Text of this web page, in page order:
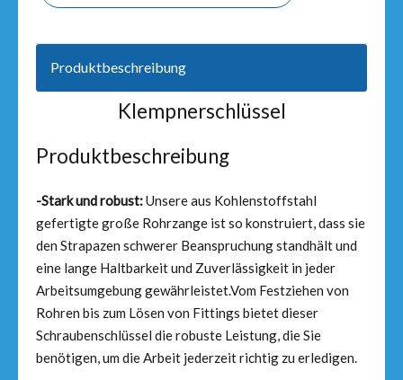
Produktbeschreibung
Klempnerschlüssel
Produktbeschreibung
-Stark und robust:Unsere aus Kohlenstoffstahl
gefertigte große Rohrzange ist so konstruiert, dass sie
den Strapazen schwerer Beanspruchung standhält und
eine lange Haltbarkeit und Zuverlässigkeit in jeder
Arbeitsumgebung gewährleistet.Vom Festziehen von
Rohren bis zum Lösen von Fittings bietet dieser
Schraubenschlüssel die robuste Leistung, die Sie
benötigen, um die Arbeit jederzeit richtig zu erledigen.